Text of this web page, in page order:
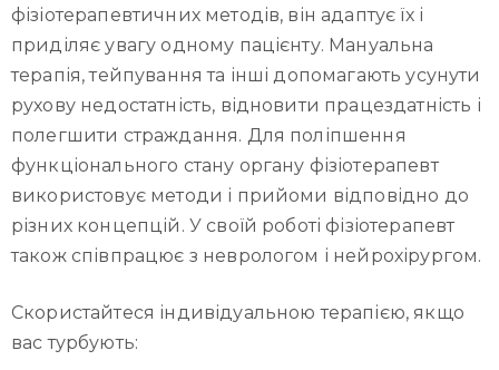
фізіотерапевтичних методів, він адаптує їх і
приділяє увагу одному пацієнту. Мануальна
терапія, тейпування та інші допомагають усунути
рухову недостатність, відновити працездатність і
полегшити страждання. Для поліпшення
функціонального стану органу фізіотерапевт
використовує методи і прийоми відповідно до
різних концепцій. У своїй роботі фізіотерапевт
також співпрацює з неврологом і нейрохірургом.
Скористайтеся індивідуальною терапією, якщо
вас турбують: